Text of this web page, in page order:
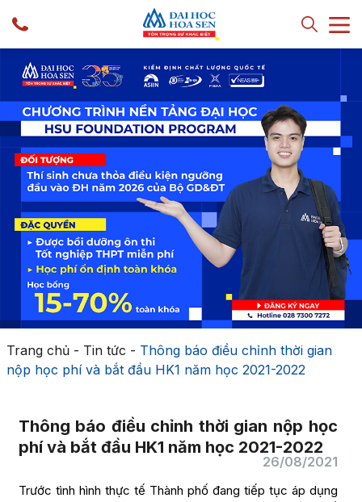
Trang chủ- Tin tức - Thông báo điều chỉnh thời gian
nộp học phí và bắt đầu HK1 năm học 2021-2022
Thông báo điều chỉnh thời gian nộp học
phí và bắt đầu HK1 năm học 2021-2022
26/08/2021
Trước tình hình thực tế Thành phố đang tiếp tục áp dụng